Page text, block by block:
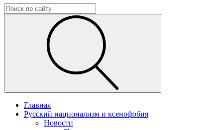
Главная
Русский национализм и ксенофобия
Новости